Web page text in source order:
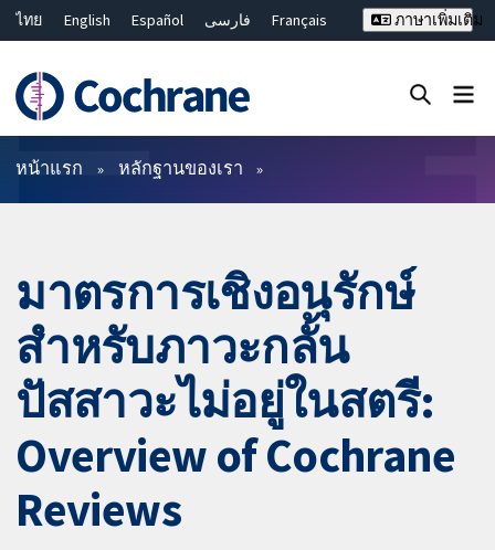
ไทย English Español فارسی
Français
Bahasa Malaysia
繁體中文 简体中文
ภาษาเพิ่มเติม
ตัวกรอง
หน้าแรก หลักฐานของเรา
มาตรการเชิงอนุรักษ์
สำหรับภาวะกลั้น
ปัสสาวะไม่อยู่ในสตรี:
Overview of Cochrane
Reviews